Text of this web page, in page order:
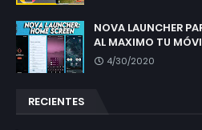
NOVA LAUNCHER
AL MAXIMO TU
4/30/2020
RECIENTES